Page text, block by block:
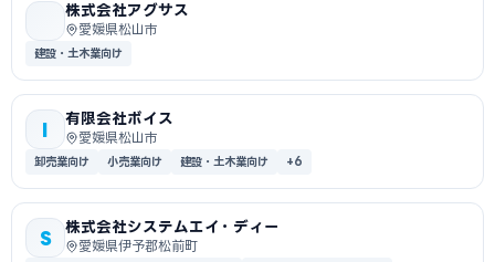
株式会社アグサス
愛媛県松山市
建設・土木業向け
I
有限会社ボイス
愛媛県松山市
卸売業向け 小売業向け 建設・土木業向け +6
S
株式会社システムエイ・ディー
愛媛県伊予郡松前町